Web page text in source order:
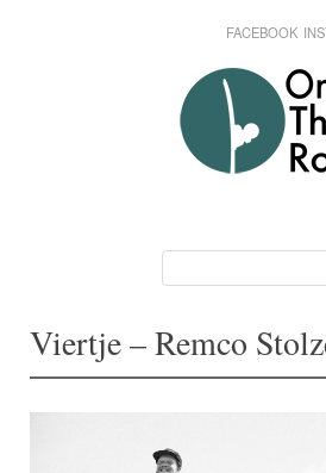
FACEBOOK
Main menu
Viertje – Remco